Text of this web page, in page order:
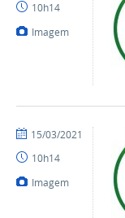
10h14
Imagem
por
publicado
15/03/2021
10h14
Imagem